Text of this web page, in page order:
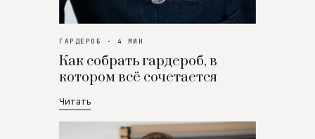
ГАРДЕРОБ · 4 МИН
Как собрать гардероб, в
котором всё сочетается
Читать